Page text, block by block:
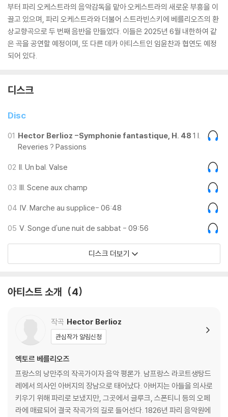
부터 파리 오케스트라의 음악감독을 맡아 오케스트라의 새로운 부흥을 이
끌고 있으며, 파리 오케스트라와 더불어 스트라빈스키에 베를리오즈의 환
상교향곡으로 두 번째 음반을 만들었다. 이들은 2025년 6월 내한하여 같
은 곡을 공연할 예정이며, 또 다른 데카 아티스트인 임윤찬과 협연도 예정
되어 있다.
디스크
Disc
01 Hector Berlioz -Symphonie fantastique, H. 48 1 I.
Reveries ? Passions
02 II. Un bal. Valse
03 III. Scene aux champ
04 IV. Marche au supplice- 06:48
05 V. Songe d'une nuit de sabbat - 09:56
디스크 더보기
아티스트 소개 4
작곡 Hector Berlioz
관심작가 알림신청
엑토르 베를리오즈
프랑스의 낭만주의 작곡가이자 음악 평론가. 남프랑스 라코트생탕드
레에서 의사인 아버지의 장남으로 태어났다. 아버지는 아들을 의사로
키우기 위해 파리로 보냈지만, 그곳에서 글루크, 스폰티니 등의 오페
라에 매료되어 결국 작곡가의 길로 들어선다. 1826년 파리 음악원에